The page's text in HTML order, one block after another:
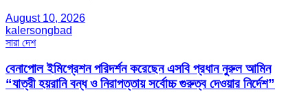
August 10, 2026
kalersongbad
সারা দেশ
বেনাপোল ইমিগ্রেশন পরিদর্শন করেছেন এসবি প্রধান নুরুল আমিন
“যাত্রী হয়রানি বন্ধ ও নিরাপত্তায় সর্বোচ্চ গুরুত্ব দেওয়ার নির্দেশ”